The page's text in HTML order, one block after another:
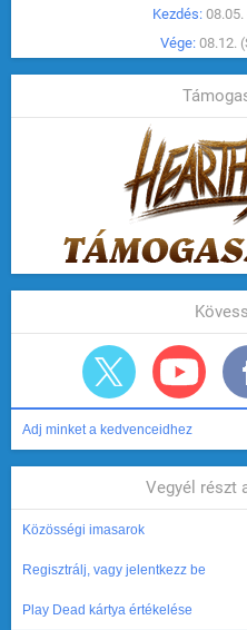
Kezdés: 08.05.
Vége: 08.12.
Adj minket a kedvenceidhez
Vegyél részt
Közösségi imasarok
Regisztrálj, vagy jelentkezz be
Play Dead kártya értékelése